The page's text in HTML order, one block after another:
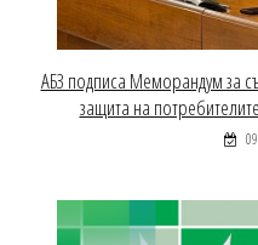
АБЗ подписа Меморандум за
защита на